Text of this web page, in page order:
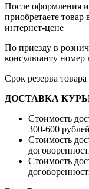
После оформления и
приобретаете
интернет-цене
По приезду в
консультанту номер
Срок резерва
ДОСТАВКА
Стоимость
300-600 рублей
Стоимость
Стоимость